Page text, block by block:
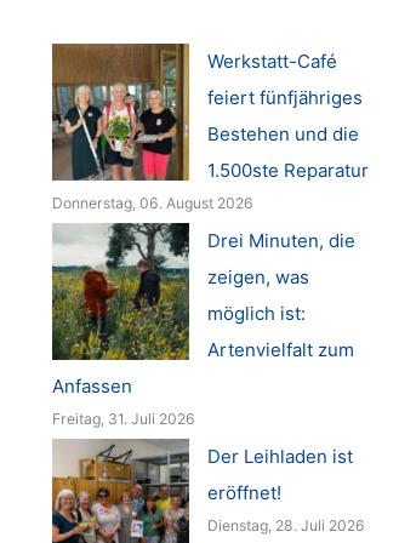
Werkstatt-Café
feiert fünfjähriges
Bestehen und die
1.500ste Reparatur
Donnerstag, 06. August 2026
Drei Minuten, die
zeigen, was
möglich ist:
Artenvielfalt zum
Anfassen
Freitag, 31. Juli 2026
Der Leihladen ist
eröffnet!
Dienstag, 28. Juli 2026